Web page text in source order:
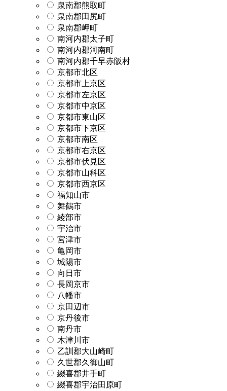
泉南郡熊取町
泉南郡田尻町
泉南郡岬町
南河内郡太子町
南河内郡河南町
南河内郡千早赤阪村
京都市北区
京都市上京区
京都市左京区
京都市中京区
京都市東山区
京都市下京区
京都市南区
京都市右京区
京都市伏見区
京都市山科区
京都市西京区
福知山市
舞鶴市
綾部市
宇治市
宮津市
亀岡市
城陽市
向日市
長岡京市
八幡市
京田辺市
京丹後市
南丹市
木津川市
乙訓郡大山崎町
久世郡久御山町
綴喜郡井手町
綴喜郡宇治田原町